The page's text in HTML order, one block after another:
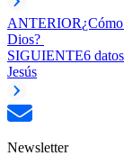
ANTERIOR
Dios?
SIGUIENTE6
Jesús
Newsletter